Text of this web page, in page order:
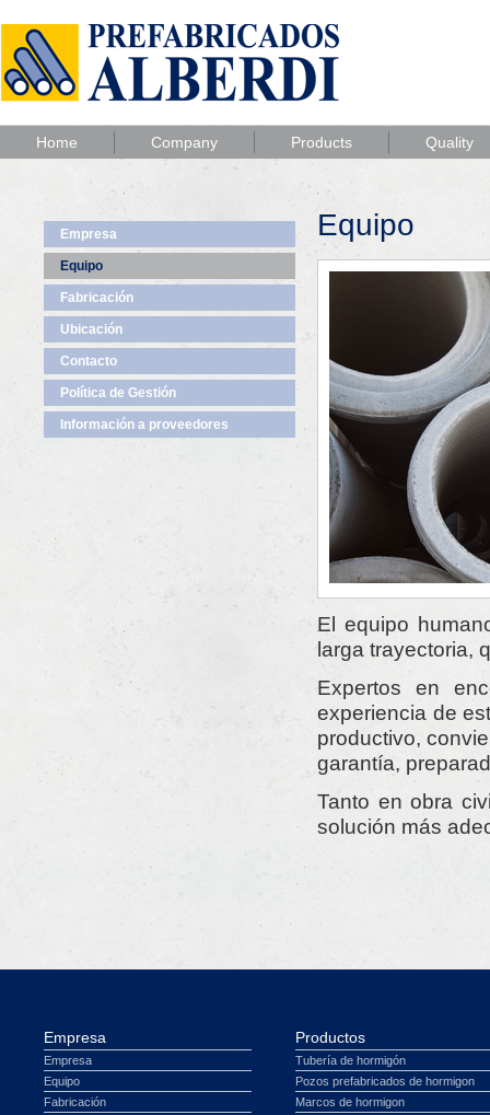
Home Company Products Quality
Empresa
Equipo
Fabricación
Ubicación
Contacto
Política de Gestión
Información a proveedores
Equipo
El equipo
larga trayectoria,
Expertos en
experiencia de
productivo,
garantía,
Tanto en obra
solución más
Empresa
Empresa
Equipo
Fabricación
Productos
Tubería de hormigón
Pozos prefabricados de hormigon
Marcos de hormigon